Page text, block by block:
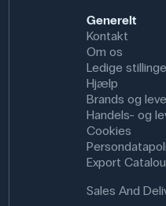
Generelt
Kontakt
Om os
Ledige
Hjælp
Brands og
Handels- og
Cookies
Export
Sales And